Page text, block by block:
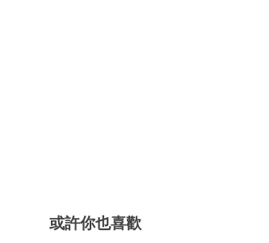
或許你也喜歡